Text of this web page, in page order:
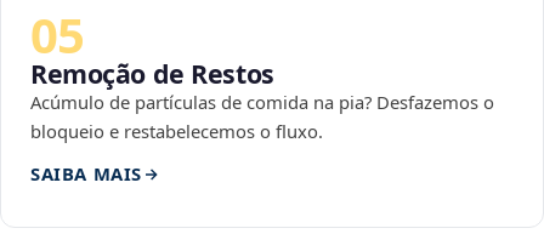
05
Remoção de Restos
Acúmulo de partículas de comida na pia? Desfazemos o
bloqueio e restabelecemos o fluxo.
SAIBA MAIS